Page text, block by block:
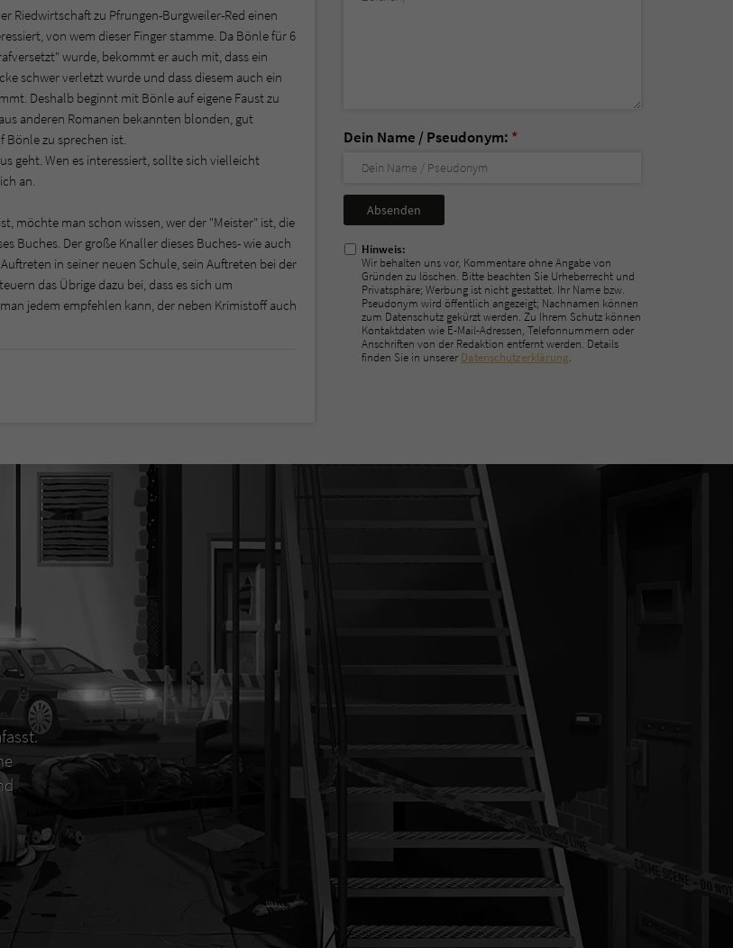
Riedwirtschaft zu Pfrungen-Burgweiler-Red einen
von wem dieser Finger stamme. Da Bönle für 6
wurde, bekommt er auch mit, dass ein
schwer verletzt wurde und dass diesem auch ein
Deshalb beginnt mit Bönle auf eigene Faust zu
anderen Romanen bekannten blonden, gut
Bönle zu sprechen ist.
geht. Wen es interessiert, sollte sich vielleicht
an.
möchte man schon wissen, wer der "Meister" ist, die
Buches. Der große Knaller dieses Buches- wie auch
in seiner neuen Schule, sein Auftreten bei der
das Übrige dazu bei, dass es sich um
jedem empfehlen kann, der neben Krimistoff auch
Dein Name / Pseudonym: *
Nicht
ausfüllen!
Hinweis:
Wir behalten uns vor, Kommentare ohne Angabe von
Gründen zu löschen. Bitte beachten Sie Urheberrecht und
Privatsphäre; Werbung ist nicht gestattet. Ihr Name bzw.
Pseudonym wird öffentlich angezeigt; Nachnamen können
zum Datenschutz gekürzt werden. Zu Ihrem Schutz können
Kontaktdaten wie E-Mail-Adressen, Telefonnummern oder
Anschriften von der Redaktion entfernt werden. Details
finden Sie in unserer Datenschutzerklärung.